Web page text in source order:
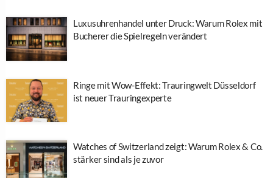
Luxusuhrenhandel unter Druck: Warum Rolex mit
Bucherer die Spielregeln verändert
Ringe mit Wow-Effekt: Trauringwelt Düsseldorf
ist neuer Trauringexperte
Watches of Switzerland zeigt: Warum Rolex & Co.
stärker sind als je zuvor